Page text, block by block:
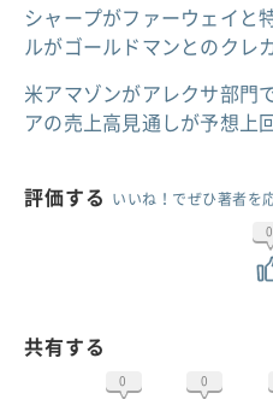
シャープがファーウェイと
ルがゴールドマンとのクレ
米アマゾンがアレクサ部門
アの売上高見通しが予想上
評価する いいね！でぜひ著者を
0
共有する
0 0